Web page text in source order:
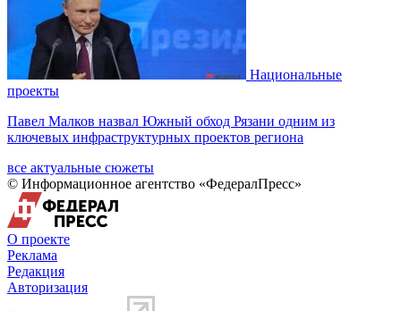
Национальные
проекты
Павел Малков назвал Южный обход Рязани одним из
ключевых инфраструктурных проектов региона
все актуальные сюжеты
© Информационное агентство «ФедералПресс»
О проекте
Реклама
Редакция
Авторизация